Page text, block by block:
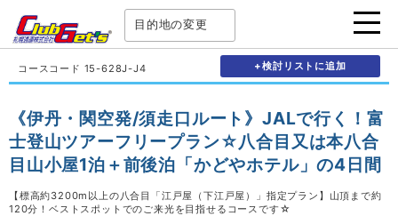
目的地の変更
コースコード 15-628J-J4 +検討リストに追加
《伊丹・関空発/須走口ルート》JALで行く！富
士登山ツアーフリープラン☆八合目又は本八合
目山小屋1泊＋前後泊「かどやホテル」の4日間
【標高約3200m以上の八合目「江戸屋（下江戸屋）」指定プラン】山頂まで約
120分！ベストスポットでのご来光を目指せるコースです☆